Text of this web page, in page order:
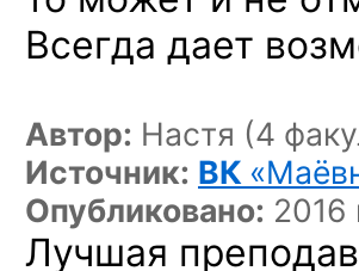
Всегда дает
Автор: Настя (4
Источник: ВК
Опубликовано: 2016
Лучшая